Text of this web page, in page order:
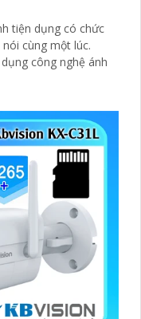
tiện dụng có chức
cùng một lúc.
công nghệ ánh